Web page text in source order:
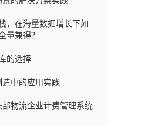
，在海量数据增长下如
量兼得？
的选择
中的应用实践
物流企业计费管理系统